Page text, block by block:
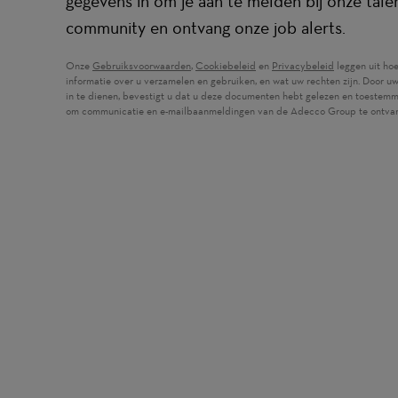
community en ontvang onze job alerts.
Onze Gebruiksvoorwaarden(wordt in een nieuw venster geopend)
, Cookiebeleid (wordt in een nieuw venster
en Privacybeleid (wordt in een
leggen uit
informatie over u verzamelen en gebruiken, en wat uw rechten zijn. Door
in te dienen, bevestigt u dat u deze documenten hebt gelezen en
om communicatie en e-mailbaanmeldingen van de Adecco Group te